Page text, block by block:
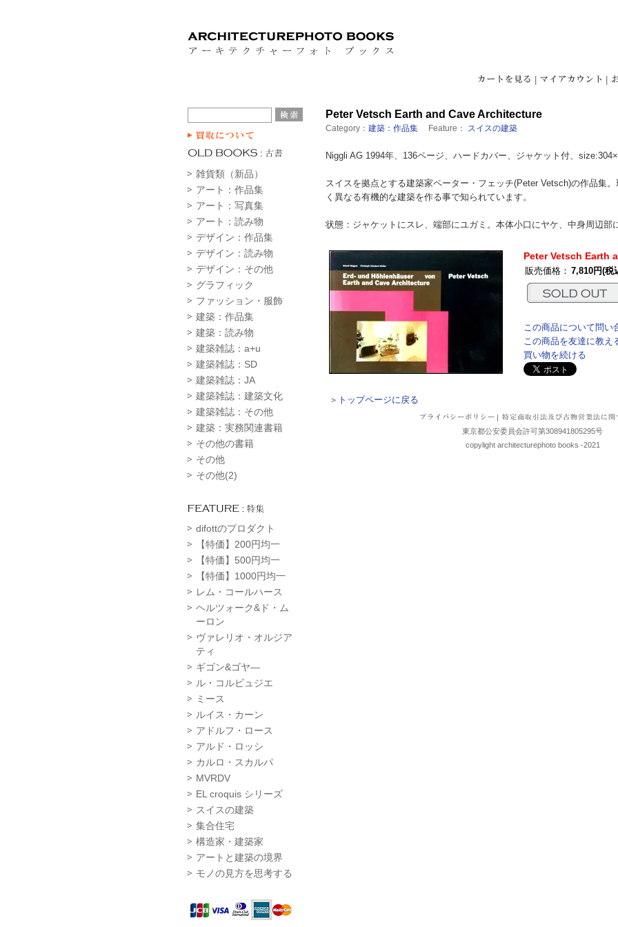
雑貨類（新品）
アート：作品集
アート：写真集
アート：読み物
デザイン：作品集
デザイン：読み物
デザイン：その他
グラフィック
ファッション・服飾
建築：作品集
建築：読み物
建築雑誌：a+u
建築雑誌：SD
建築雑誌：JA
建築雑誌：建築文化
建築雑誌：その他
建築：実務関連書籍
その他の書籍
その他
その他(2)
difottのプロダクト
【特価】200円均一
【特価】500円均一
【特価】1000円均一
レム・コールハース
ヘルツォーク&ド・ム
ーロン
ヴァレリオ・オルジア
ティ
ギゴン&ゴヤ―
ル・コルビュジエ
ミース
ルイス・カーン
アドルフ・ロース
アルド・ロッシ
カルロ・スカルパ
MVRDV
EL croquis シリーズ
スイスの建築
集合住宅
構造家・建築家
アートと建築の境界
モノの見方を思考する
Peter Vetsch Earth and Cave Architecture
Category： 建築：作品集 Feature： スイスの建築
Niggli AG 1994年、136ページ、ハードカバー、ジャケット付、
スイスを拠点とする建築家ペーター・フェッチ(Peter Vetsch)の作品集
く異なる有機的な建築を作る事で知られています。
状態：ジャケットにスレ、端部にユガミ。本体小口にヤケ、中身周辺部
Peter Vetsch Earth
販売価格： 7,810円(税
この商品について問い
この商品を友達に教え
買い物を続ける
＞トップページに戻る
|
東京都公安委員会許可第308941805295号
copylight architecturephoto books -2021